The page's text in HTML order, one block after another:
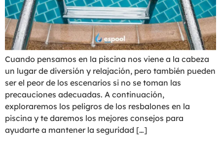
Cuando pensamos en la piscina nos viene a la cabeza
un lugar de diversión y relajación, pero también pueden
ser el peor de los escenarios si no se toman las
precauciones adecuadas. A continuación,
exploraremos los peligros de los resbalones en la
piscina y te daremos los mejores consejos para
ayudarte a mantener la seguridad […]